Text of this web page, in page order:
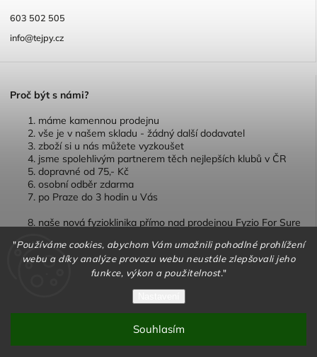
"Používáme cookies, abychom Vám umožnili pohodlné prohlížení
webu a díky analýze provozu webu neustále zlepšovali jeho
funkce, výkon a použitelnost."
Souhlasím
603 502 505
info@tejpy.cz
Proč být s námi?
máme kamennou prodejnu
vše je v našem skladu - žádný další dodavatel
zboží si u nás můžete vyzkoušet
jsme spolehlivým partnerem těch nejlepších klubů v ČR
dopravné od 75,- Kč
osobní odběr zdarma
po Praze do 3 hodin u Vás
naše nová fyzioklinika přímo nad prodejnou Fyzio For Sure
Vytvořil Shoptet
Shoptet| Design